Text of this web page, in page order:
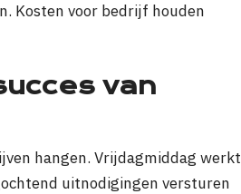
Kosten voor bedrijf houden
van
hangen. Vrijdagmiddag werkt
uitnodigingen versturen